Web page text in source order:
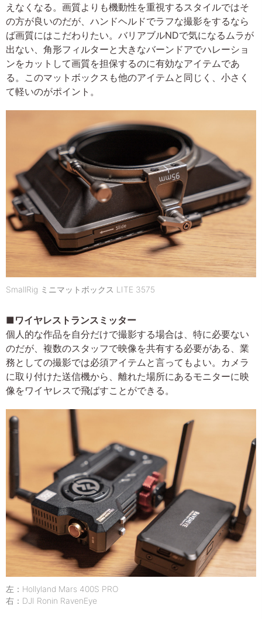
えなくなる。画質よりも機動性を重視するスタイルではそ
の方が良いのだが、ハンドヘルドでラフな撮影をするなら
ば画質にはこだわりたい。バリアブルNDで気になるムラが
出ない、角形フィルターと大きなバーンドアでハレーショ
ンをカットして画質を担保するのに有効なアイテムであ
る。このマットボックスも他のアイテムと同じく、小さく
て軽いのがポイント。
SmallRig ミニマットボックス LITE 3575
■ワイヤレストランスミッター
個人的な作品を自分だけで撮影する場合は、特に必要ない
のだが、複数のスタッフで映像を共有する必要がある、業
務としての撮影では必須アイテムと言ってもよい。カメラ
に取り付けた送信機から、離れた場所にあるモニターに映
像をワイヤレスで飛ばすことができる。
左：Hollyland Mars 400S PRO
右：DJI Ronin RavenEye